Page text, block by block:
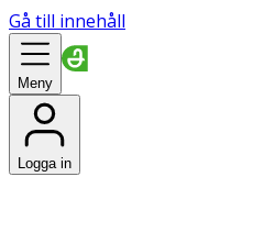
Gå till innehåll
Meny
Logga in